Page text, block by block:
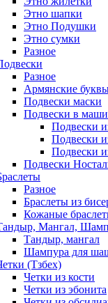
Этно шапки
Этно Подушки
Этно сумки
Разное
Разное
Армянские
Подвески маски
Подвески в
Подвески
Подвески
Подвески
Подвески
Разное
Браслеты из
Кожаные
Мангал,
Тандыр, мангал
Шампура для
(Тзбех)
Четки из кости
Четки из эбонита